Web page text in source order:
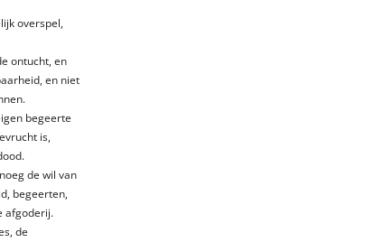
overspel,
ontucht, en
en niet
begeerte
is,
de wil van
begeerten,
afgoderij.
de